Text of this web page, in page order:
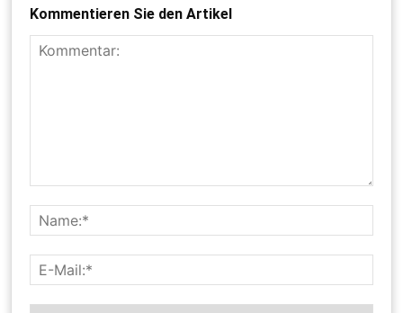
Kommentieren Sie den Artikel